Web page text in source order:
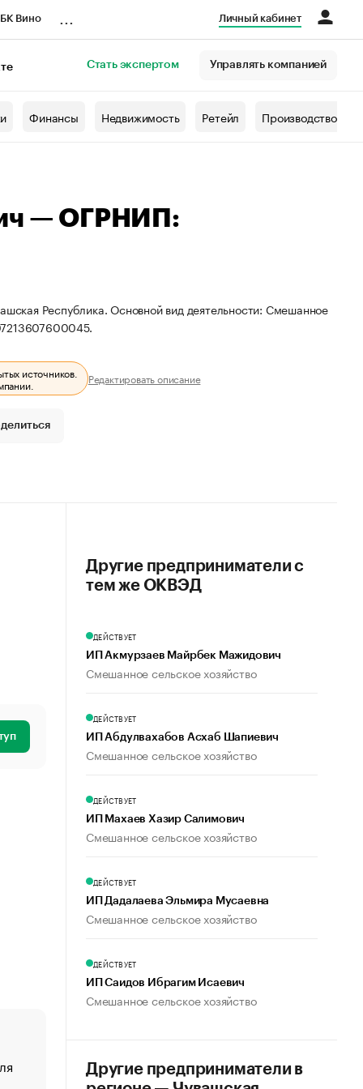
Вино Личный кабинет
Стать экспертом Управлять компанией
Финансы Недвижимость Ретейл Производство
— ОГРНИП:
Республика. Основной вид деятельности: Смешанное
источников.
Редактировать описание
«От спорта тело стареет иначе». Как живет глава
создавшей GTA
Другие предприниматели с
тем же ОКВЭД
ДЕЙСТВУЕТ
ИП Акмурзаев Майрбек Мажидович
Смешанное сельское хозяйство
ДЕЙСТВУЕТ
ИП Абдулвахабов Асхаб Шапиевич
Смешанное сельское хозяйство
ДЕЙСТВУЕТ
ИП Махаев Хазир Салимович
Смешанное сельское хозяйство
ДЕЙСТВУЕТ
ИП Дадалаева Эльмира Мусаевна
Смешанное сельское хозяйство
ДЕЙСТВУЕТ
ИП Саидов Ибрагим Исаевич
Смешанное сельское хозяйство
Другие предприниматели в